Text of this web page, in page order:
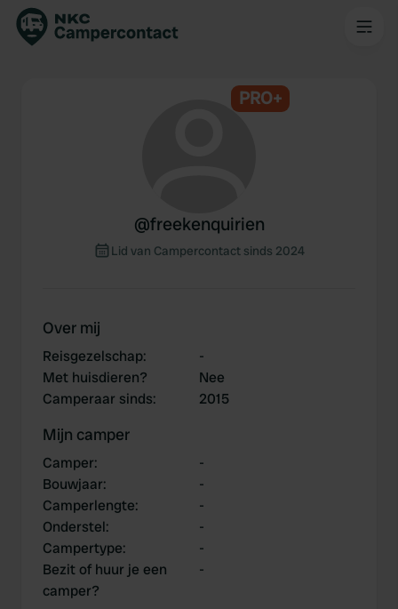
PRO+
@freekenquirien
Lid van Campercontact sinds 2024
Over mij
Reisgezelschap:
-
Met huisdieren?
Nee
Camperaar sinds: 2015
Mijn camper
Camper:
-
Bouwjaar:
-
Camperlengte:
-
Onderstel:
-
Campertype:
-
Bezit of huur je een
camper?
-